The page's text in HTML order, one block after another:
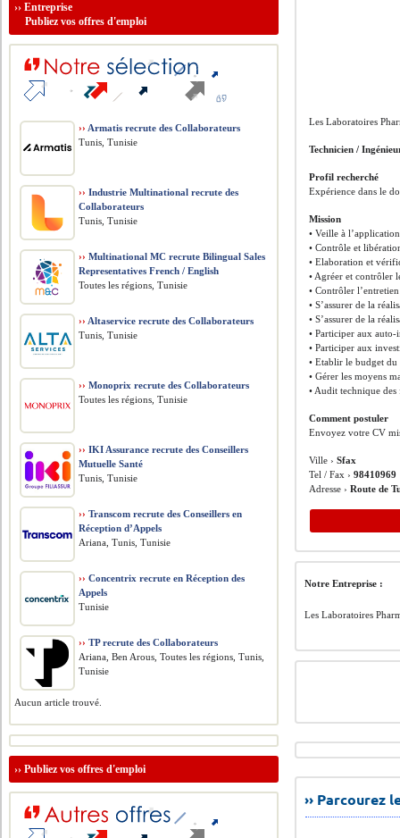
Les Laboratoires
Technicien /
Profil recherché
Expérience dans le
Mission
• Veille à
• Contrôle et
• Elaboration et
• Agréer et contrôler
• Contrôler
• S’assurer de la
• S’assurer de la
• Participer aux
• Participer aux
• Etablir le budget
• Gérer les moyens
• Audit technique
Comment postuler
Envoyez votre CV
Ville ›Sfax
Tel / Fax ›98410969
Adresse ›Route de
Notre Entreprise :
Les Laboratoires
››
››Entreprise
Publiez vos offres d'emploi
›› Armatis recrute des Collaborateurs
Tunis, Tunisie
›› Industrie Multinational recrute des
Collaborateurs
Tunis, Tunisie
›› Multinational MC recrute Bilingual Sales
Representatives French / English
Toutes les régions, Tunisie
›› Altaservice recrute des Collaborateurs
Tunis, Tunisie
›› Monoprix recrute des Collaborateurs
Toutes les régions, Tunisie
›› IKI Assurance recrute des Conseillers
Mutuelle Santé
Tunis, Tunisie
›› Transcom recrute des Conseillers en
Réception d’Appels
Ariana, Tunis, Tunisie
›› Concentrix recrute en Réception des
Appels
Tunisie
›› TP recrute des Collaborateurs
Ariana, Ben Arous, Toutes les régions, Tunis,
Tunisie
Aucun article trouvé.
››Publiez vos offres d'emploi